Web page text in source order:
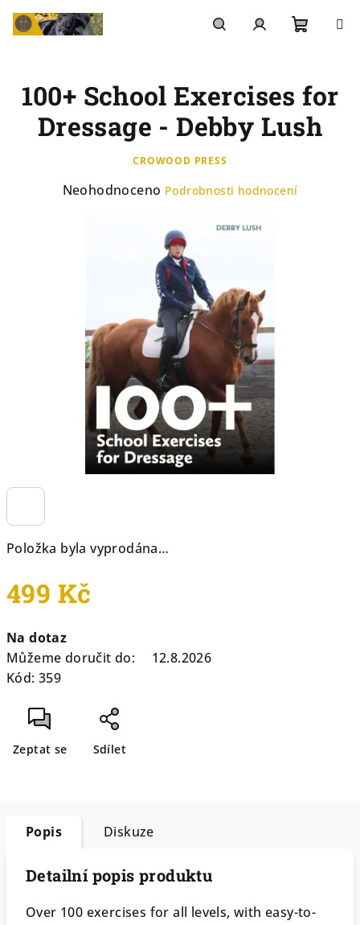
Přejít
na
košík
Položka byla vyprodána…
499 Kč
cena:
Na dotaz
Můžeme doručit do:
12.8.2026
Kód: 359
Zeptat se Sdílet
100+ School Exercises for
Dressage - Debby Lush
CROWOOD PRESS
Průměrné
hvězdiček.
Neohodnoceno Podrobnosti hodnocení
Popis Diskuze
Detailní popis produktu
Over 100 exercises for all levels, with easy-to-